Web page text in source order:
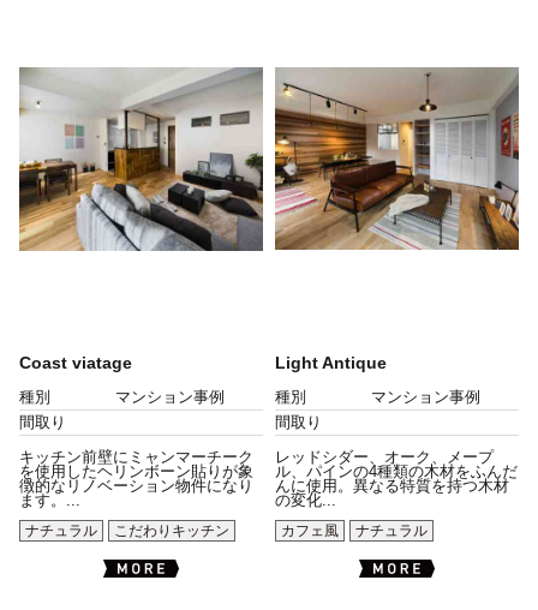
Coast viatage
種別
マンション事例
間取り
キッチン前壁にミャンマーチーク
を使用したヘリンボーン貼りが象
徴的なリノベーション物件になり
ます。...
ナチュラル
こだわりキッチン
Light Antique
種別
マンション事例
間取り
レッドシダー、オーク、メープ
ル、パインの4種類の木材をふんだ
んに使用。異なる特質を持つ木材
の変化...
カフェ風
ナチュラル